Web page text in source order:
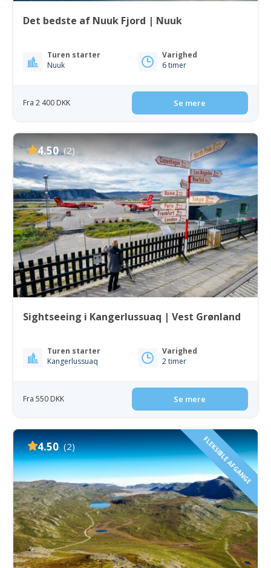
Det bedste af Nuuk Fjord | Nuuk
Turen starter
Nuuk
Varighed
6 timer
Fra 2 400 DKK Se mere
4.50 (2)
Sightseeing i Kangerlussuaq | Vest Grønland
Turen starter
Kangerlussuaq
Varighed
2 timer
Fra 550 DKK Se mere
4.50 (2) FLEKSIBLE AFGANGE